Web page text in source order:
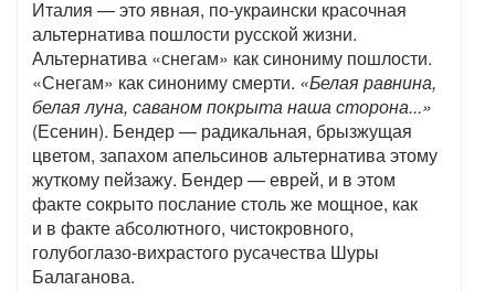
Италия — это явная, по-украински красочная
альтернатива пошлости русской жизни.
Альтернатива «снегам» как синониму пошлости.
«Снегам» как синониму смерти. «Белая равнина,
белая луна, саваном покрыта наша сторона...»
(Есенин). Бендер — радикальная, брызжущая
цветом, запахом апельсинов альтернатива этому
жуткому пейзажу. Бендер — еврей, и в этом
факте сокрыто послание столь же мощное, как
и в факте абсолютного, чистокровного,
голубоглазо-вихрастого русачества Шуры
Балаганова.